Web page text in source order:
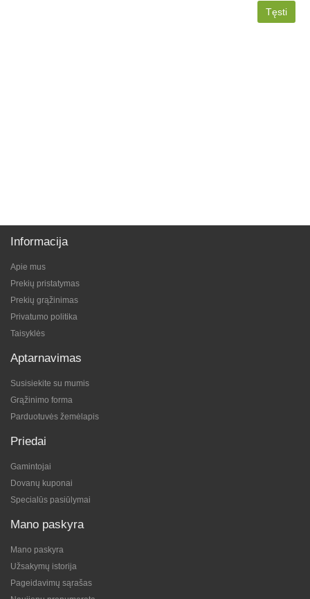
Tęsti
Informacija
Apie mus
Prekių pristatymas
Prekių grąžinimas
Privatumo politika
Taisyklės
Aptarnavimas
Susisiekite su mumis
Grąžinimo forma
Parduotuvės žemėlapis
Priedai
Gamintojai
Dovanų kuponai
Specialūs pasiūlymai
Mano paskyra
Mano paskyra
Užsakymų istorija
Pageidavimų sąrašas